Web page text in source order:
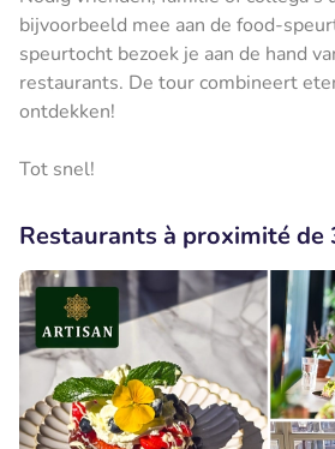
bijvoorbeeld mee aan de food-
speurtocht bezoek je aan de hand
restaurants. De tour combineert
ontdekken!
Tot snel!
Restaurants à proximité de